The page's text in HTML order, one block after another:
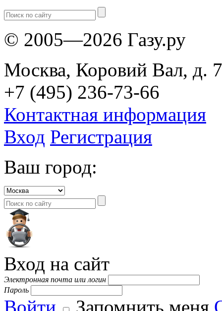
© 2005—2026 Газу.ру
Москва, Коровий Вал, д.
+7 (495) 236-73-66
Контактная информация
Вход Регистрация
Ваш город:
Вход на сайт
Электронная почта или логин
Пароль
Войти Запомнить меня